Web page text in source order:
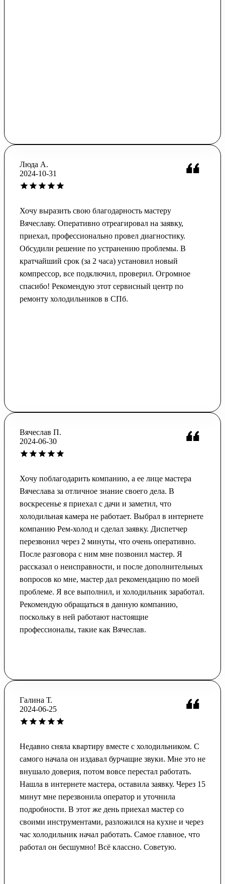
Люда А.
2024-10-31
Хочу выразить свою благодарность мастеру
Вячеславу. Оперативно отреагировал на заявку,
приехал, профессионально провел диагностику.
Обсудили решение по устранению проблемы. В
кратчайший срок (за 2 часа) установил новый
компрессор, все подключил, проверил. Огромное
спасибо! Рекомендую этот сервисный центр по
ремонту холодильников в СПб.
Вячеслав П.
2024-06-30
Хочу поблагодарить компанию, а ее лице мастера
Вячеслава за отличное знание своего дела. В
воскресенье я приехал с дачи и заметил, что
холодильная камера не работает. Выбрал в интернете
компанию Рем-холод и сделал заявку. Диспетчер
перезвонил через 2 минуты, что очень оперативно.
После разговора с ним мне позвонил мастер. Я
рассказал о неисправности, и после дополнительных
вопросов ко мне, мастер дал рекомендацию по моей
проблеме. Я все выполнил, и холодильник заработал.
Рекомендую обращаться в данную компанию,
поскольку в ней работают настоящие
профессионалы, такие как Вячеслав.
Галина Т.
2024-06-25
Недавно сняла квартиру вместе с холодильником. С
самого начала он издавал бурчащие звуки. Мне это не
внушало доверия, потом вовсе перестал работать.
Нашла в интернете мастера, оставила заявку. Через 15
минут мне перезвонила оператор и уточнила
подробности. В этот же день приехал мастер со
своими инструментами, разложился на кухне и через
час холодильник начал работать. Самое главное, что
работал он бесшумно! Всё классно. Советую.